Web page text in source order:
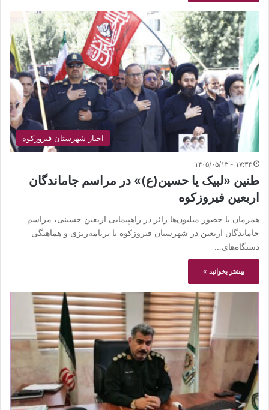
اخبار شهرستان فیروزکوه
۱۷:۳۴ - ۱۴۰۵/۰۵/۱۳
طنین «لبیک یا حسین(ع)» در مراسم جاماندگان
اربعین فیروزکوه
همزمان با حضور میلیون‌ها زائر در راهپیمایی اربعین حسینی، مراسم
جاماندگان اربعین در شهرستان فیروزکوه با برنامه‌ریزی و هماهنگی
دستگاه‌های…
بیشتر بخوانید »